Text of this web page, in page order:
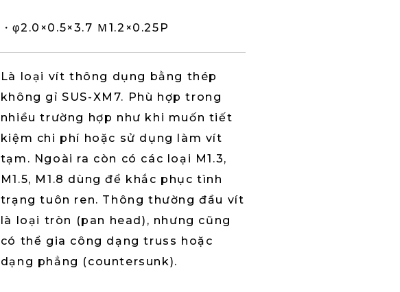
・φ2.0×0.5×3.7 Ｍ1.2×0.25P
Là loại vít thông dụng bằng thép
không gỉ SUS-XM7. Phù hợp trong
nhiều trường hợp như khi muốn tiết
kiệm chi phí hoặc sử dụng làm vít
tạm. Ngoài ra còn có các loại M1.3,
M1.5, M1.8 dùng để khắc phục tình
trạng tuôn ren. Thông thường đầu vít
là loại tròn (pan head), nhưng cũng
có thể gia công dạng truss hoặc
dạng phẳng (countersunk).